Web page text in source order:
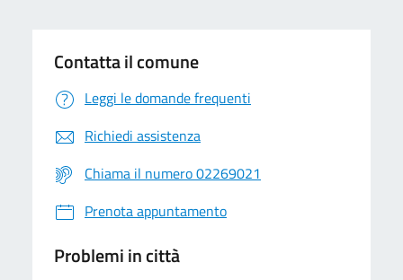
Contatta il comune
Leggi le domande frequenti
Richiedi assistenza
Chiama il numero 02269021
Prenota appuntamento
Problemi in città